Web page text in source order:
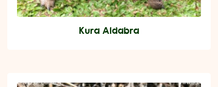
Kura Aldabra